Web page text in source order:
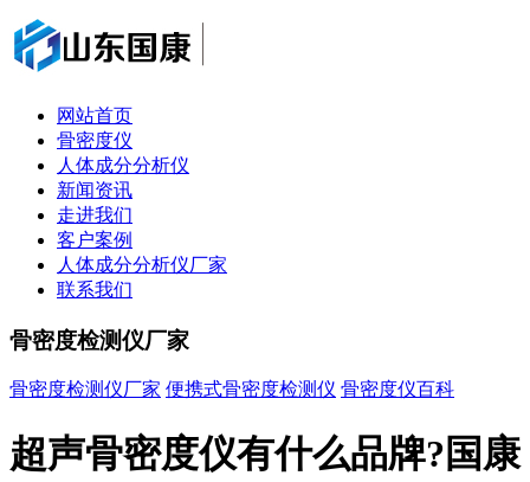
网站首页
骨密度仪
人体成分分析仪
新闻资讯
走进我们
客户案例
人体成分分析仪厂家
联系我们
骨密度检测仪厂家
骨密度检测仪厂家 便携式骨密度检测仪 骨密度仪百科
超声骨密度仪有什么品牌?国康